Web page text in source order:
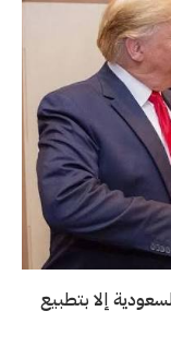
إلا بتطبيع